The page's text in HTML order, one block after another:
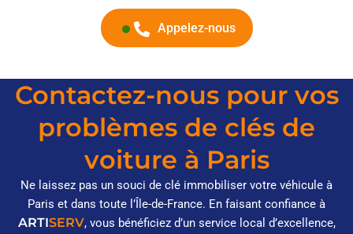
Appelez-nous
Contactez-nous pour vos
problèmes de clés de
voiture à Paris
Ne laissez pas un souci de clé immobiliser votre véhicule à
Paris et dans toute l’Île-de-France. En faisant confiance à
ARTISERV, vous bénéficiez d’un service local d’excellence,